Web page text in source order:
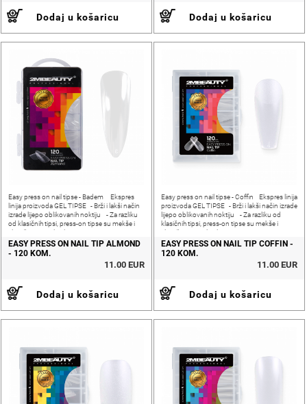
Dodaj u košaricu Dodaj u košaricu
Easy press on nail tipse - Badem Ekspres
linija proizvoda GEL TIPSE - Brži i lakši način
izrade lijepo oblikovanih noktiju - Za razliku
od klasičnih tipsi, press-on tipse su mekše i
elastičnije - Za ljepljenje tipsi
EASY PRESS ON NAIL TIP ALMOND
- 120 KOM.
11.00 EUR
Dodaj u košaricu
Easy press on nail tipse - Coffin Ekspres linija
proizvoda GEL TIPSE - Brži i lakši način izrade
lijepo oblikovanih noktiju - Za razliku od
klasičnih tipsi, press-on tipse su mekše i
elastičnije - Za ljepljenje tipsi
EASY PRESS ON NAIL TIP COFFIN -
120 KOM.
11.00 EUR
Dodaj u košaricu